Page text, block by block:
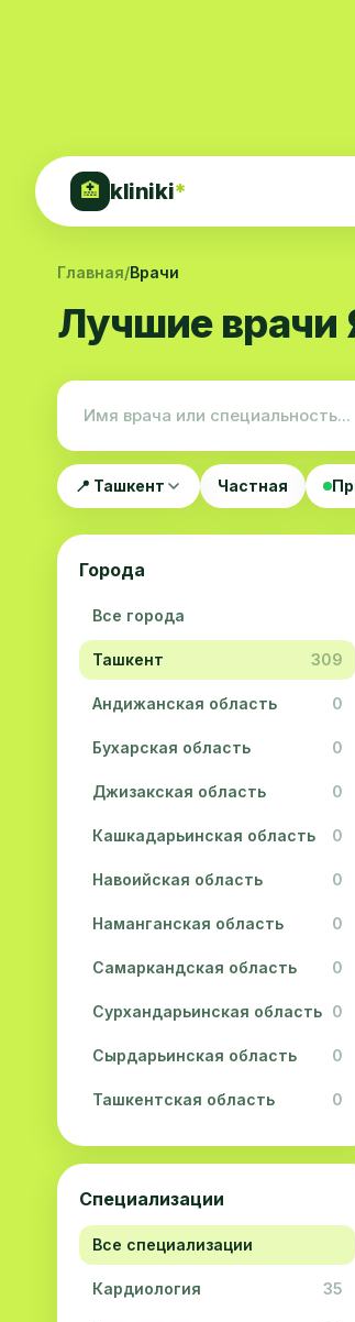
🏥 kliniki*
Главная/Врачи
Лучшие врачи
📍 Ташкент Частная
Города
Все города
Ташкент 309
Андижанская область 0
Бухарская область 0
Джизакская область 0
Кашкадарьинская область 0
Навоийская область 0
Наманганская область 0
Самаркандская область 0
Сурхандарьинская область 0
Сырдарьинская область 0
Ташкентская область 0
Ферганская область 0
Республика Каракалпакстан0
Специализации
Все специализации
Кардиология 35